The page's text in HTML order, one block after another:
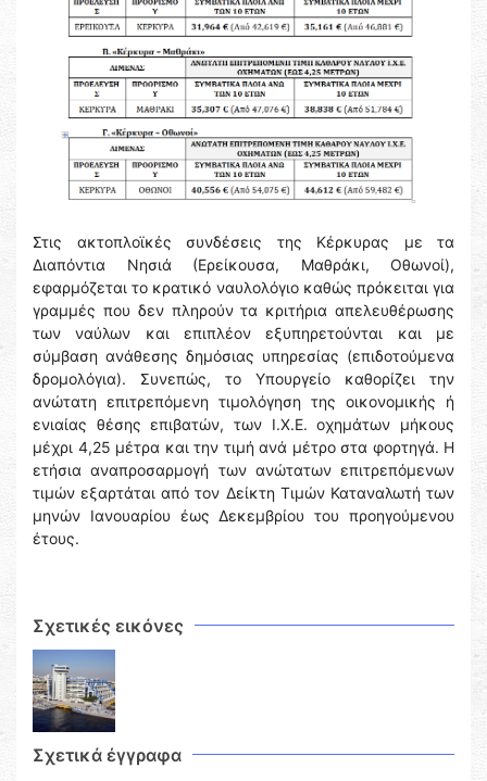
Στις ακτοπλοϊκές συνδέσεις της Κέρκυρας με τα
Διαπόντια Νησιά (Ερείκουσα, Μαθράκι, Οθωνοί),
εφαρμόζεται το κρατικό ναυλολόγιο καθώς πρόκειται για
γραμμές που δεν πληρούν τα κριτήρια απελευθέρωσης
των ναύλων και επιπλέον εξυπηρετούνται και με
σύμβαση ανάθεσης δημόσιας υπηρεσίας (επιδοτούμενα
δρομολόγια). Συνεπώς, το Υπουργείο καθορίζει την
ανώτατη επιτρεπόμενη τιμολόγηση της οικονομικής ή
ενιαίας θέσης επιβατών, των Ι.Χ.Ε. οχημάτων μήκους
μέχρι 4,25 μέτρα και την τιμή ανά μέτρο στα φορτηγά. Η
ετήσια αναπροσαρμογή των ανώτατων επιτρεπόμενων
τιμών εξαρτάται από τον Δείκτη Τιμών Καταναλωτή των
μηνών Ιανουαρίου έως Δεκεμβρίου του προηγούμενου
έτους.
Σχετικές εικόνες
Σχετικά έγγραφα